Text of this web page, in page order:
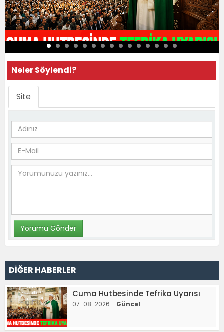
Neler Söylendi?
Site
DİĞER HABERLER
Cuma Hutbesinde Tefrika Uyarısı
07-08-2026 - Güncel